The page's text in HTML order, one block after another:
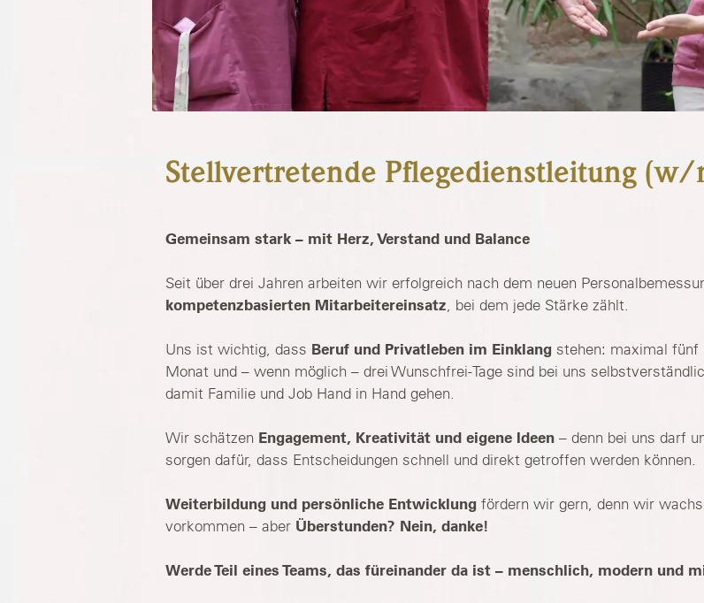
Stellvertretende Pflegedienstleitung
Gemeinsam stark – mit Herz, Verstand und Balance
Seit über drei Jahren arbeiten wir erfolgreich nach dem neuen
kompetenzbasierten Mitarbeitereinsatz , bei dem jede Stärke zählt.
Uns ist wichtig, dass Beruf und Privatleben im Einklang stehen: maximal fünf
Monat und – wenn möglich – drei Wunschfrei-Tage sind bei uns
damit Familie und Job Hand in Hand gehen.
Wir schätzen Engagement, Kreativität und eigene Ideen – denn bei uns darf
sorgen dafür, dass Entscheidungen schnell und direkt getroffen werden können.
Weiterbildung und persönliche Entwicklung fördern wir gern, denn wir
vorkommen – aber Überstunden? Nein, danke!
Werde Teil eines Teams, das füreinander da ist – menschlich, modern und